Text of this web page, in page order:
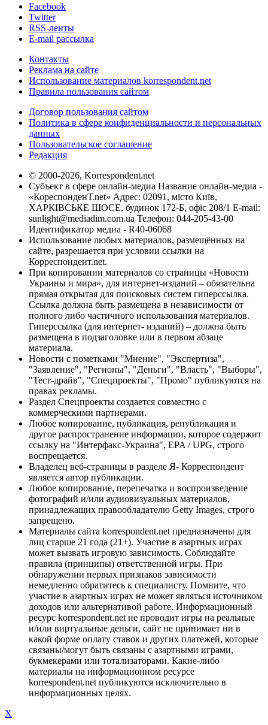
Facebook
Twitter
RSS-ленты
E-mail рассылка
Контакты
Реклама на сайте
Использование материалов korrespondent.net
Правила пользования сайтом
Договор пользования сайтом
Политика в сфере конфиденциальности и персональных
данных
Пользовательское соглашение
Редакция
© 2000-2026, Korrespondent.net
Субъект в сфере онлайн-медиа Название онлайн-медиа -
«КореспонденТ.net» Адрес: 02091, місто Київ,
ХАРКІВСЬКЕ ШОСЕ, будинок 172-Б, офіс 208/1 E-mail:
sunlight@mediadim.com.ua Телефон: 044-205-43-00
Идентификатор медиа - R40-06068
Использование любых материалов, размещённых на
сайте, разрешается при условии ссылки на
Корреспондент.net.
При копировании материалов со страницы «Новости
Украины и мира», для интернет-изданий – обязательна
прямая открытая для поисковых систем гиперссылка.
Ссылка должна быть размещена в независимости от
полного либо частичного использования материалов.
Гиперссылка (для интернет- изданий) – должна быть
размещена в подзаголовке или в первом абзаце
материала.
Новости с пометками "Мнение", "Экспертиза",
"Заявление", "Регионы", "Деньги", "Власть", "Выборы",
"Тест-драйв", "Спецпроекты", "Промо" публикуются на
правах рекламы.
Раздел Спецпроекты создается совместно с
коммерческими партнерами.
Любое копирование, публикация, републикация и
другое распространение информации, которое содержит
ссылку на "Интерфакс-Украина", EPA / UPG, строго
воспрещается.
Владелец веб-страницы в разделе Я- Корреспондент
является автор публикации.
Любое копирование, перепечатка и воспроизведение
фотографий и/или аудиовизуальных материалов,
принадлежащих правообладателю Getty Images, строго
запрещено.
Материалы сайта korrespondent.net предназначены для
лиц старше 21 года (21+). Участие в азартных играх
может вызвать игровую зависимость. Соблюдайте
правила (принципы) ответственной игры. При
обнаружении первых признаков зависимости
немедленно обратитесь к специалисту. Помните, что
участие в азартных играх не может являться источником
доходов или альтернативой работе. Информационный
ресурс korrespondent.net не проводит игры на реальные
и/или виртуальные деньги, сайт не принимает ни в
какой форме оплату ставок и других платежей, которые
связаны/могут быть связаны с азартными играми,
букмекерами или тотализаторами. Какие-либо
материалы на информационном ресурсе
korrespondent.net публикуются исключительно в
информационных целях.
X